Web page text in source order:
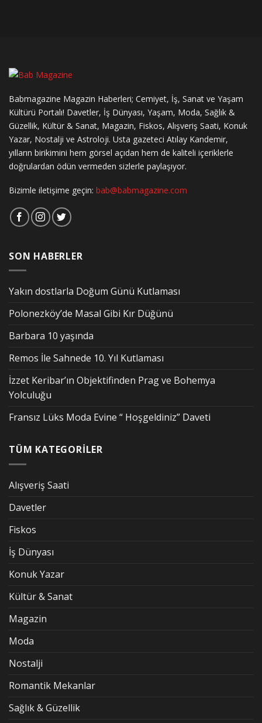
Babmagazine Magazin Haberleri; Cemiyet, İş, Sanat ve Yaşam
Kültürü Portalı! Davetler, İş Dünyası, Yaşam, Moda, Sağlık &
Güzellik, Kültür & Sanat, Magazin, Fiskos, Alışveriş Saati, Konuk
Yazar, Nostalji ve Astroloji. Usta gazeteci Atılay Kandemir,
yılların birikimini hem görsel açıdan hem de kaliteli içeriklerle
doğrulardan ödün vermeden sizlerle paylaşıyor.
Bizimle iletişime geçin: bab@babmagazine.com
SON HABERLER
Yakın dostlarla Doğum Günü Kutlaması
Polonezköy’de Masal Gibi Kır Düğünü
Barbara 10 yaşında
Remos İle Sahnede 10. Yıl Kutlaması
İzzet Keribar’ın Objektifinden Prag ve Bohemya
Yolculuğu
Fransız Lüks Moda Evine “ Hoşgeldiniz” Daveti
TÜM KATEGORİLER
Alışveriş Saati
Davetler
Fiskos
İş Dünyası
Konuk Yazar
Kültür & Sanat
Magazin
Moda
Nostalji
Romantik Mekanlar
Sağlık & Güzellik